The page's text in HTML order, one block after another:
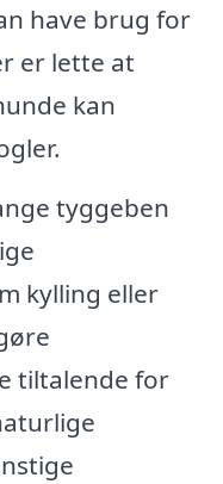
have brug for
er lette at
kan
tyggeben
kylling eller
tiltalende for